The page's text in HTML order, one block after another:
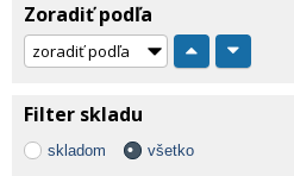
Zoradiť podľa
Filter skladu
skladom všetko